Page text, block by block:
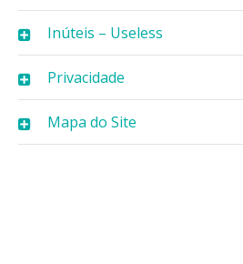
Inúteis – Useless
Privacidade
Mapa do Site